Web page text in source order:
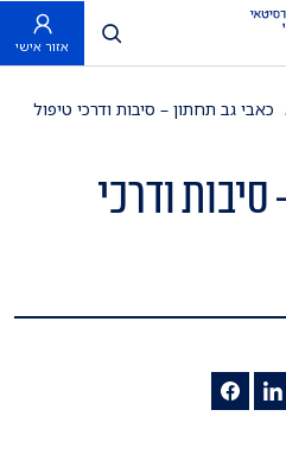
פתח חיפוש
אזור אישי
כאבי גב תחתון – סיבות ודרכי טיפול
ודרכי